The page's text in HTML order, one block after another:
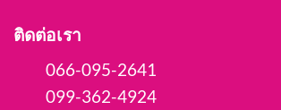
ติดต่อเรา
066-095-2641
099-362-4924